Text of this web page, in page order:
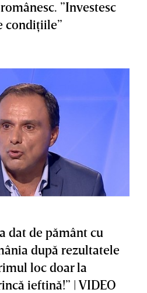
”Investesc
condiţiile”
dat de pământ cu
după rezultatele
loc doar la
ieftină!” | VIDEO